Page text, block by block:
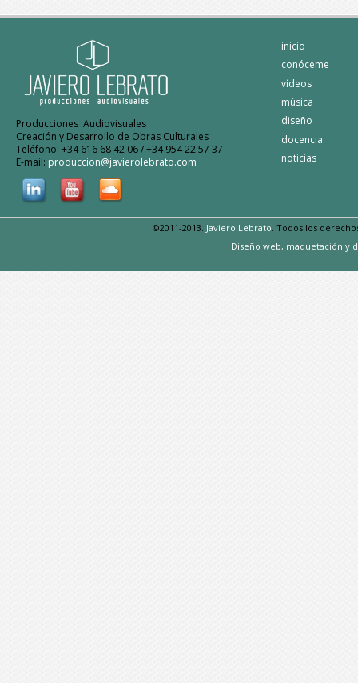
Producciones Audiovisuales
Creación y Desarrollo de Obras Culturales
Teléfono: +34 616 68 42 06 / +34 954 22 57 37
E-mail: produccion@javierolebrato.com
inicio
conóceme
vídeos
música
diseño
docencia
noticias
©2011-2013. Javiero Lebrato. Todos los
Diseño web, maquetación y